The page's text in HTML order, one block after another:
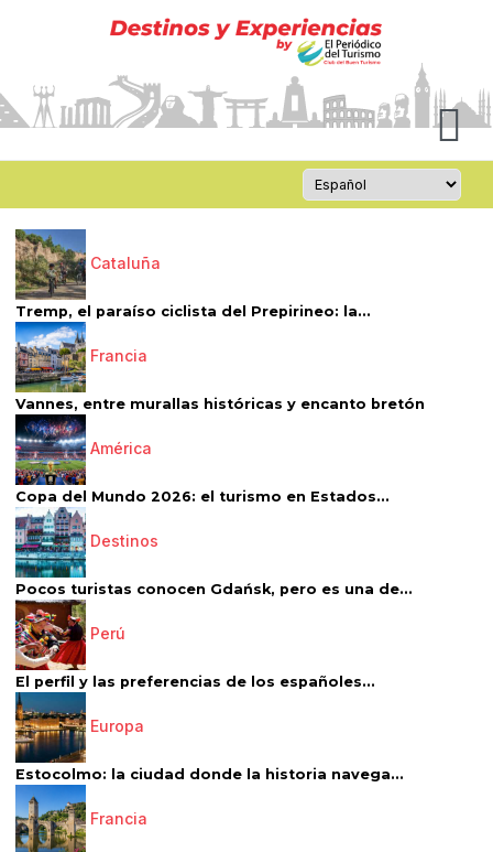
Cataluña
Tremp, el paraíso ciclista del Prepirineo: la...
Francia
Vannes, entre murallas históricas y encanto bretón
América
Copa del Mundo 2026: el turismo en Estados...
Destinos
Pocos turistas conocen Gdańsk, pero es una de...
Perú
El perfil y las preferencias de los españoles...
Europa
Estocolmo: la ciudad donde la historia navega...
Francia